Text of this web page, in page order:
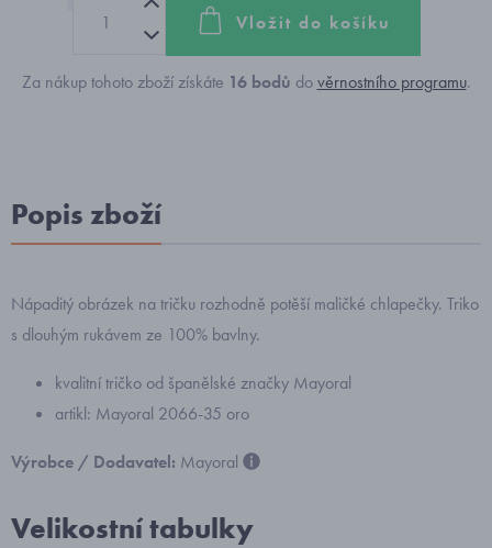
Vložit do košíku
Za nákup tohoto zboží získáte 16bodů dověrnostního programu.
Popis zboží
Nápaditý obrázek na tričku rozhodně potěší maličké chlapečky. Triko
s dlouhým rukávem ze 100% bavlny.
kvalitní tričko od španělské značky Mayoral
artikl: Mayoral 2066-35 oro
Výrobce / Dodavatel: Mayoral
Velikostní tabulky